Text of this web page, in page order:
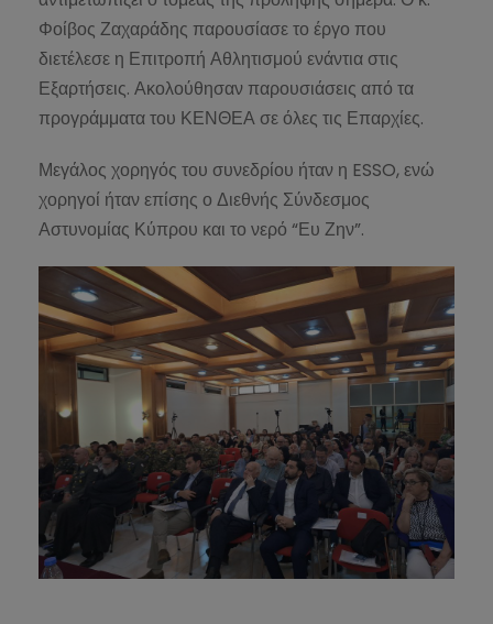
Φοίβος Ζαχαράδης παρουσίασε το έργο που
διετέλεσε η Επιτροπή Αθλητισμού ενάντια στις
Εξαρτήσεις. Ακολούθησαν παρουσιάσεις από τα
προγράμματα του ΚΕΝΘΕΑ σε όλες τις Επαρχίες.
Μεγάλος χορηγός του συνεδρίου ήταν η ESSO, ενώ
χορηγοί ήταν επίσης ο Διεθνής Σύνδεσμος
Αστυνομίας Κύπρου και το νερό “Ευ Ζην”.